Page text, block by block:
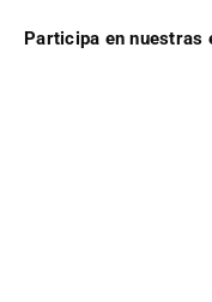
Participa en nuestras